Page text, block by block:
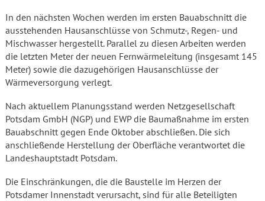
In den nächsten Wochen werden im ersten Bauabschnitt die
ausstehenden Hausanschlüsse von Schmutz-, Regen- und
Mischwasser hergestellt. Parallel zu diesen Arbeiten werden
die letzten Meter der neuen Fernwärmeleitung (insgesamt 145
Meter) sowie die dazugehörigen Hausanschlüsse der
Wärmeversorgung verlegt.
Nach aktuellem Planungsstand werden Netzgesellschaft
Potsdam GmbH (NGP) und EWP die Baumaßnahme im ersten
Bauabschnitt gegen Ende Oktober abschließen. Die sich
anschließende Herstellung der Oberfläche verantwortet die
Landeshauptstadt Potsdam.
Die Einschränkungen, die die Baustelle im Herzen der
Potsdamer Innenstadt verursacht, sind für alle Beteiligten